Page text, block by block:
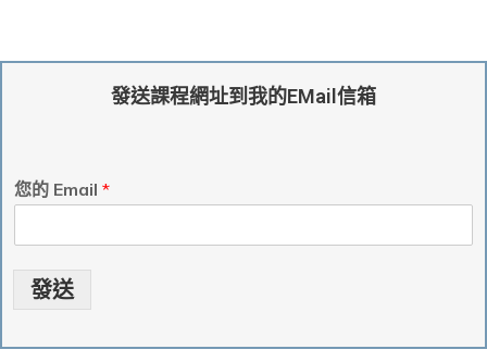
發送課程網址到我的EMail信箱
您的 Email *
發送